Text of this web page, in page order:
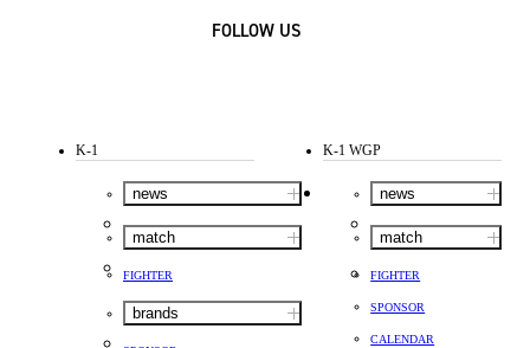
FOLLOW US
K-1
news
match
FIGHTER
brands
K-1 WGP
news
match
FIGHTER
SPONSOR
CALENDAR